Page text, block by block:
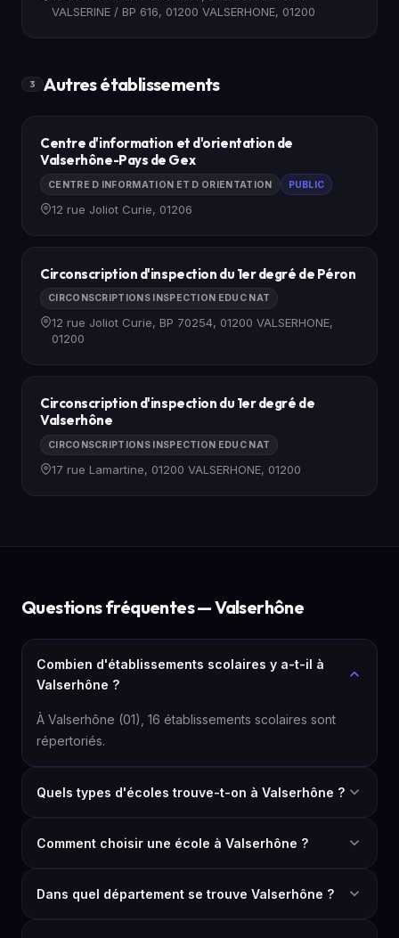
VALSERINE / BP 616, 01200 VALSERHONE, 01200
3 Autres établissements
Centre d'information et d'orientation de
Valserhône-Pays de Gex
CENTRE D INFORMATION ET D ORIENTATION PUBLIC
12 rue Joliot Curie, 01206
Circonscription d'inspection du 1er degré de Péron
CIRCONSCRIPTIONS INSPECTION EDUC NAT
12 rue Joliot Curie, BP 70254, 01200 VALSERHONE,
01200
Circonscription d'inspection du 1er degré de
Valserhône
CIRCONSCRIPTIONS INSPECTION EDUC NAT
17 rue Lamartine, 01200 VALSERHONE, 01200
Questions fréquentes — Valserhône
Combien d'établissements scolaires y a-t-il à
Valserhône ?
À Valserhône (01), 16 établissements scolaires sont
répertoriés.
Quels types d'écoles trouve-t-on à Valserhône ?
Comment choisir une école à Valserhône ?
Dans quel département se trouve Valserhône ?